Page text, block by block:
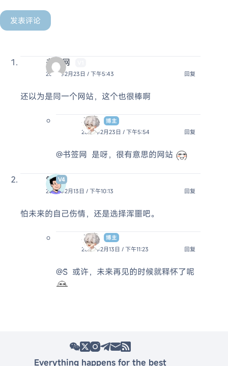
发表评论
书签网
2023年2月23日 / 下午5:43
回复
还以为是同一个网站，这个也很棒啊
Jack
博主
2023年2月23日 / 下午5:54
回复
@书签网 是呀，很有意思的网站
S̆̈
V4
2023年2月13日 / 下午10:13
回复
怕未来的自己伤情，还是选择浑噩吧。
Jack
博主
2023年2月13日 / 下午11:23
回复
@S̆̈ 或许，未来再见的时候就释怀了呢
Everything happens for the best